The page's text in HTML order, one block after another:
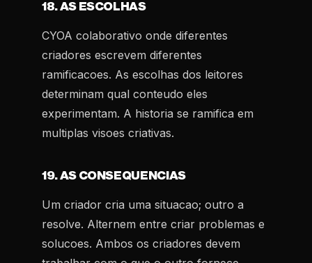
18. AS ESCOLHAS
CYOA colaborativo onde diferentes
criadores escrevem diferentes
ramificacoes. As escolhas dos leitores
determinam qual conteudo eles
experimentam. A historia se ramifica em
multiplas visoes criativas.
19. AS CONSEQUENCIAS
Um criador cria uma situacao; outro a
resolve. Alternem entre criar problemas e
solucoes. Ambos os criadores devem